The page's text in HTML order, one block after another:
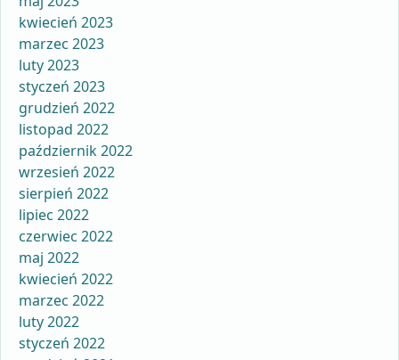
kwiecień 2023
marzec 2023
luty 2023
styczeń 2023
grudzień 2022
listopad 2022
październik 2022
wrzesień 2022
sierpień 2022
lipiec 2022
czerwiec 2022
maj 2022
kwiecień 2022
marzec 2022
luty 2022
styczeń 2022